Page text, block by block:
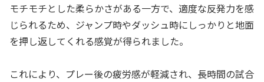
モチモチとした柔らかさがある一方で、適度な反発力を感
じられるため、ジャンプ時やダッシュ時にしっかりと地面
を押し返してくれる感覚が得られました。
これにより、プレー後の疲労感が軽減され、長時間の試合